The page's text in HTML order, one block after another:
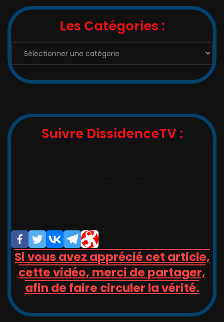
Les Catégories :
Catégories
Suivre DissidenceTV :
Si vous avez apprécié cet article,
cette vidéo, merci de partager,
afin de faire circuler la vérité.